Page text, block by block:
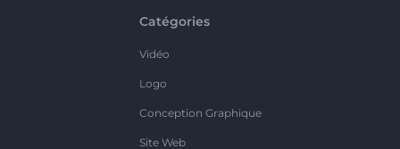
Catégories
Vidéo
Logo
Conception Graphique
Site Web